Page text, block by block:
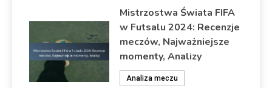
Mistrzostwa Świata FIFA
w Futsalu 2024: Recenzje
meczów, Najważniejsze
momenty, Analizy
Analiza meczu